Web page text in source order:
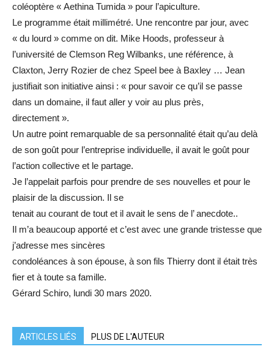
coléoptère « Aethina Tumida » pour l’apiculture.
Le programme était millimétré. Une rencontre par jour, avec
« du lourd » comme on dit. Mike Hoods, professeur à
l’université de Clemson Reg Wilbanks, une référence, à
Claxton, Jerry Rozier de chez Speel bee à Baxley … Jean
justifiait son initiative ainsi : « pour savoir ce qu’il se passe
dans un domaine, il faut aller y voir au plus près,
directement ».
Un autre point remarquable de sa personnalité était qu’au delà
de son goût pour l’entreprise individuelle, il avait le goût pour
l’action collective et le partage.
Je l’appelait parfois pour prendre de ses nouvelles et pour le
plaisir de la discussion. Il se
tenait au courant de tout et il avait le sens de l’ anecdote..
Il m’a beaucoup apporté et c’est avec une grande tristesse que
j’adresse mes sincères
condoléances à son épouse, à son fils Thierry dont il était très
fier et à toute sa famille.
Gérard Schiro, lundi 30 mars 2020.
ARTICLES LIÉS PLUS DE L'AUTEUR